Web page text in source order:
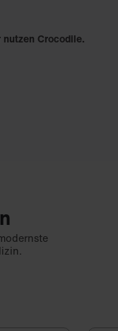
Crocodile.